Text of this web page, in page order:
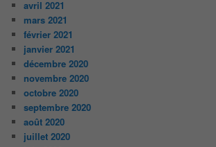
avril 2021
mars 2021
février 2021
janvier 2021
décembre 2020
novembre 2020
octobre 2020
septembre 2020
août 2020
juillet 2020